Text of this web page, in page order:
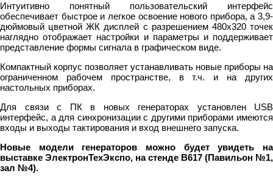
Интуитивно понятный пользовательский интерфейс
обеспечивает быстрое и легкое освоение нового прибора, а 3,9-
дюймовый цветной ЖК дисплей с разрешением 480х320 точек
наглядно отображает настройки и параметры и поддерживает
представление формы сигнала в графическом виде.
Компактный корпус позволяет устанавливать новые приборы на
ограниченном рабочем пространстве, в т.ч. и на других
настольных приборах.
Для связи с ПК в новых генераторах установлен USB
интерфейс, а для синхронизации с другими приборами имеются
входы и выходы тактирования и вход внешнего запуска.
Новые модели генераторов можно будет увидеть на
выставке ЭлектронТехЭкспо, на стенде B617 (Павильон №1,
зал №4).